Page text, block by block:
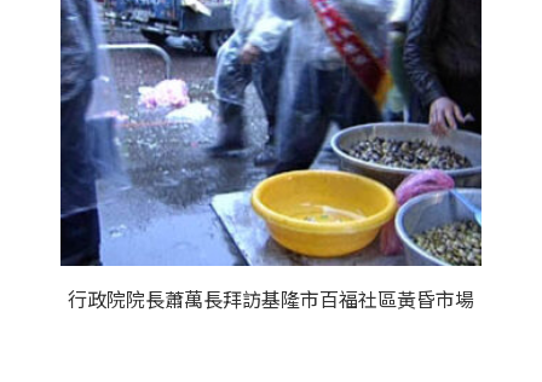
行政院院長蕭萬長拜訪基隆市百福社區黃昏市場